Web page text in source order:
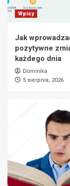
Wpisy
Jak
pozytywne
każdego dnia
Dominika
5 sierpnia, 2026